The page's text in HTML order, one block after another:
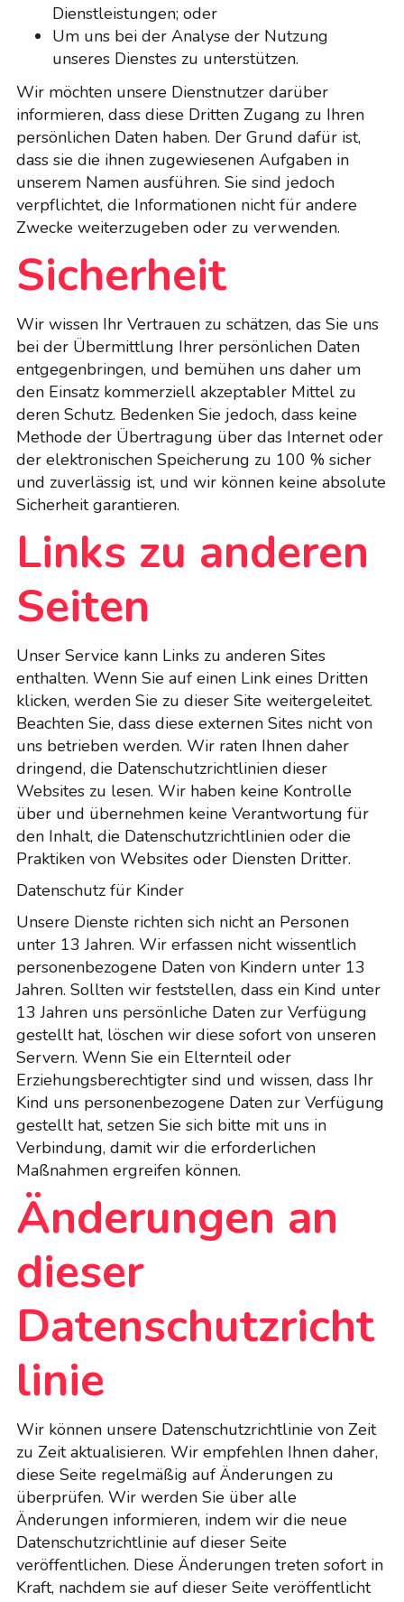
Dienstleistungen; oder
Um uns bei der Analyse der Nutzung
unseres Dienstes zu unterstützen.
Wir möchten unsere Dienstnutzer darüber
informieren, dass diese Dritten Zugang zu Ihren
persönlichen Daten haben. Der Grund dafür ist,
dass sie die ihnen zugewiesenen Aufgaben in
unserem Namen ausführen. Sie sind jedoch
verpflichtet, die Informationen nicht für andere
Zwecke weiterzugeben oder zu verwenden.
Sicherheit
Wir wissen Ihr Vertrauen zu schätzen, das Sie uns
bei der Übermittlung Ihrer persönlichen Daten
entgegenbringen, und bemühen uns daher um
den Einsatz kommerziell akzeptabler Mittel zu
deren Schutz. Bedenken Sie jedoch, dass keine
Methode der Übertragung über das Internet oder
der elektronischen Speicherung zu 100 % sicher
und zuverlässig ist, und wir können keine absolute
Sicherheit garantieren.
Links zu anderen
Seiten
Unser Service kann Links zu anderen Sites
enthalten. Wenn Sie auf einen Link eines Dritten
klicken, werden Sie zu dieser Site weitergeleitet.
Beachten Sie, dass diese externen Sites nicht von
uns betrieben werden. Wir raten Ihnen daher
dringend, die Datenschutzrichtlinien dieser
Websites zu lesen. Wir haben keine Kontrolle
über und übernehmen keine Verantwortung für
den Inhalt, die Datenschutzrichtlinien oder die
Praktiken von Websites oder Diensten Dritter.
Datenschutz für Kinder
Unsere Dienste richten sich nicht an Personen
unter 13 Jahren. Wir erfassen nicht wissentlich
personenbezogene Daten von Kindern unter 13
Jahren. Sollten wir feststellen, dass ein Kind unter
13 Jahren uns persönliche Daten zur Verfügung
gestellt hat, löschen wir diese sofort von unseren
Servern. Wenn Sie ein Elternteil oder
Erziehungsberechtigter sind und wissen, dass Ihr
Kind uns personenbezogene Daten zur Verfügung
gestellt hat, setzen Sie sich bitte mit uns in
Verbindung, damit wir die erforderlichen
Maßnahmen ergreifen können.
Änderungen an
dieser
Datenschutzricht
linie
Wir können unsere Datenschutzrichtlinie von Zeit
zu Zeit aktualisieren. Wir empfehlen Ihnen daher,
diese Seite regelmäßig auf Änderungen zu
überprüfen. Wir werden Sie über alle
Änderungen informieren, indem wir die neue
Datenschutzrichtlinie auf dieser Seite
veröffentlichen. Diese Änderungen treten sofort in
Kraft, nachdem sie auf dieser Seite veröffentlicht